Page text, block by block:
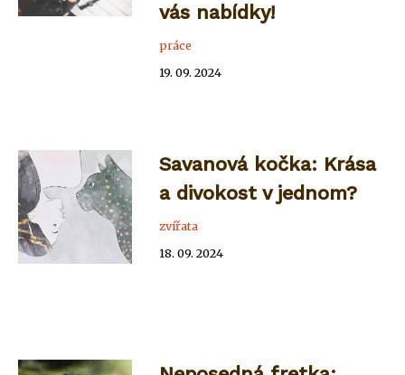
vás nabídky!
práce
19. 09. 2024
Savanová kočka: Krása
a divokost v jednom?
zvířata
18. 09. 2024